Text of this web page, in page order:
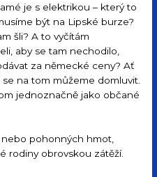
je s elektrikou – který to
být na Lipské burze?
šli? A to vyčítám
aby se tam nechodilo,
za německé ceny? Ať
na tom můžeme domluvit.
jednoznačně jako občané
nebo pohonných hmot,
rodiny obrovskou zátěží.